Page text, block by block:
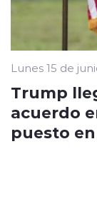
Lunes 15 de
Trump
acuerdo
puesto